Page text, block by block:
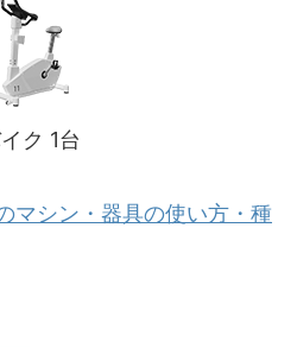
ク 1台
マシン・器具の使い方・種